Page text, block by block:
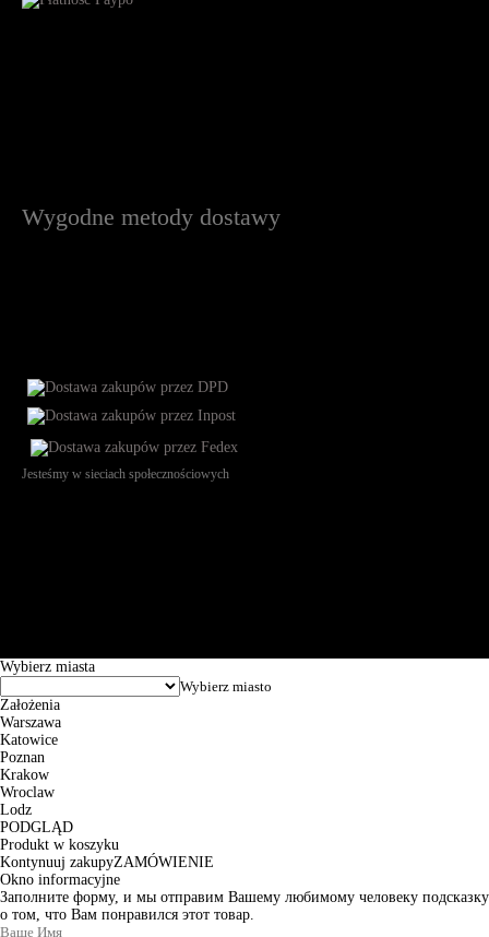
Wygodne metody dostawy
Jesteśmy w sieciach społecznościowych
Wybierz miasta
Założenia
Warszawa
Katowice
Poznan
Krakow
Wroclaw
Lodz
PODGLĄD
Produkt w koszyku
Kontynuuj zakupyZAMÓWIENIE
Okno informacyjne
Заполните форму, и мы отправим Вашему любимому человеку подсказку
о том, что Вам понравился этот товар.